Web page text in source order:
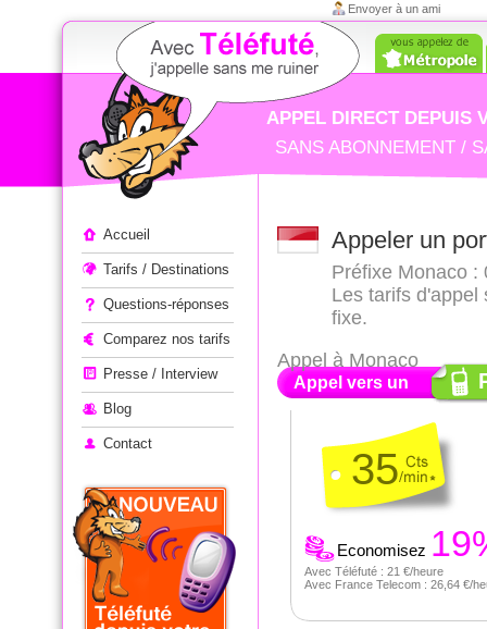
Envoyer à un ami
APPEL DIRECT DEPUIS
SANS ABONNEMENT /
Accueil
Tarifs / Destinations
Questions-réponses
Comparez nos tarifs
Presse / Interview
Blog
Contact
Appeler un
Préfixe Monaco :
Les tarifs d'appel
fixe.
Appel vers un
Appel à Monaco
35
Economisez
Avec Téléfuté : 21 €/heure
Avec France Telecom : 26,64 €/